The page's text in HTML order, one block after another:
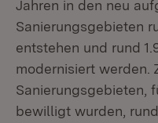
Jahren in den neu
Sanierungsgebieten
entstehen und rund
modernisiert werden.
Sanierungsgebieten,
bewilligt wurden,